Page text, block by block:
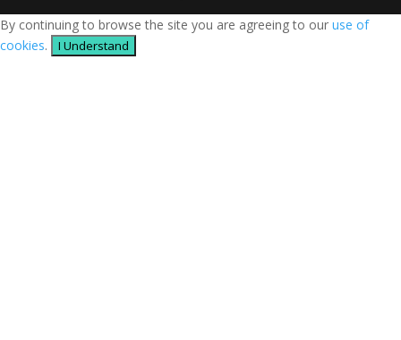
By continuing to browse the site you are agreeing to our use of
cookies. I Understand